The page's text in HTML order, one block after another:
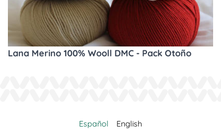
Lana Merino 100% Wooll DMC - Pack Otoño
Español English